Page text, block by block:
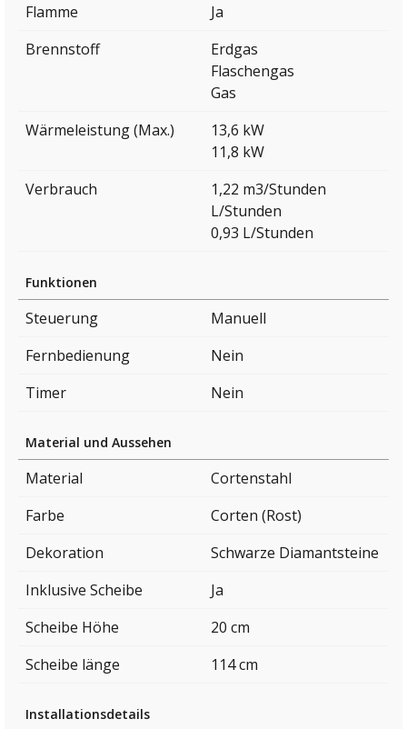
Flamme
Ja
Brennstoff
Erdgas
Flaschengas
Gas
Wärmeleistung (Max.)
13,6 kW
11,8 kW
Verbrauch
1,22 m3/Stunden
L/Stunden
0,93 L/Stunden
Funktionen
Steuerung
Manuell
Fernbedienung
Nein
Timer
Nein
Material und Aussehen
Material
Cortenstahl
Farbe
Corten (Rost)
Dekoration
Schwarze Diamantsteine
Inklusive Scheibe
Ja
Scheibe Höhe
20 cm
Scheibe länge
114 cm
Installationsdetails